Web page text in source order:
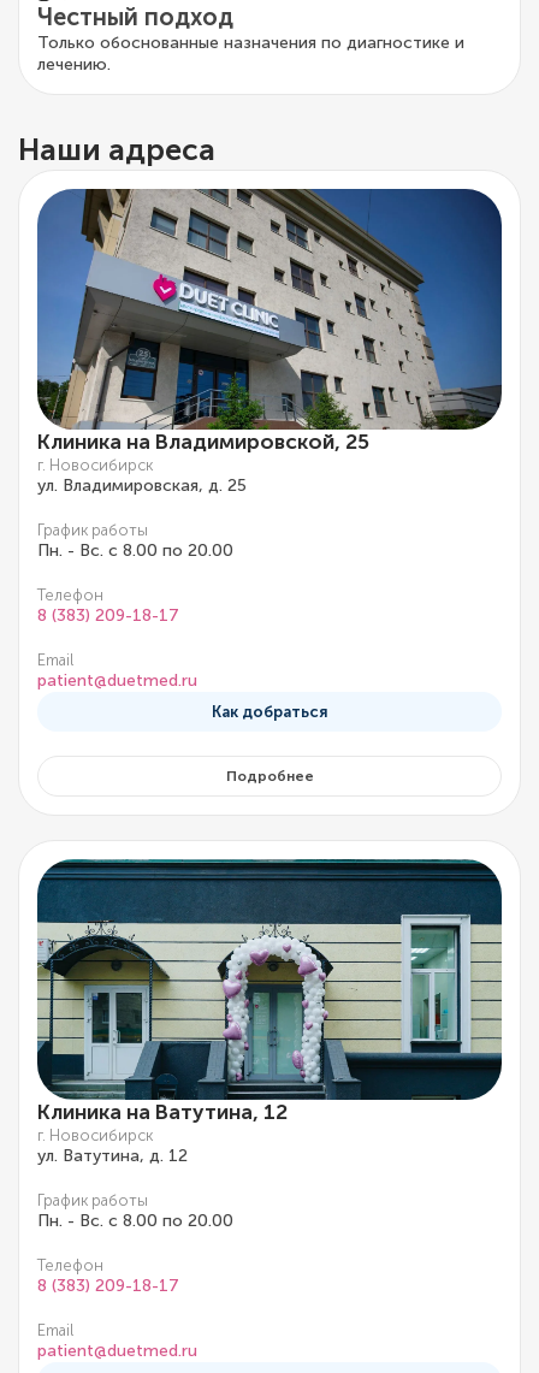
Честный подход
Только обоснованные назначения по диагностике и
лечению.
Наши адреса
Клиника на Владимировской, 25
г. Новосибирск
ул. Владимировская, д. 25
График работы
Пн. - Вс. с 8.00 по 20.00
Телефон
8 (383) 209-18-17
Email
patient@duetmed.ru
Как добраться
Подробнее
Клиника на Ватутина, 12
г. Новосибирск
ул. Ватутина, д. 12
График работы
Пн. - Вс. с 8.00 по 20.00
Телефон
8 (383) 209-18-17
Email
patient@duetmed.ru